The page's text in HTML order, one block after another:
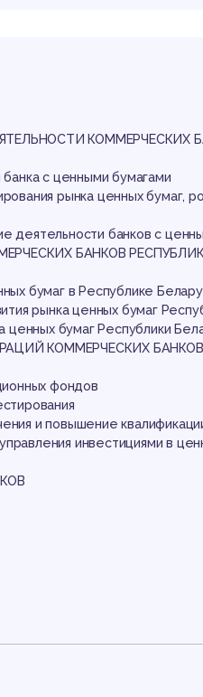
КОММЕРЧЕСКИХ
банка с ценными бумагами
рынка ценных бумаг,
деятельности банков с
БАНКОВ
бумаг в Республике
рынка ценных бумаг
ценных бумаг Республики
КОММЕРЧЕСКИХ
фондов
и повышение
инвестициями в